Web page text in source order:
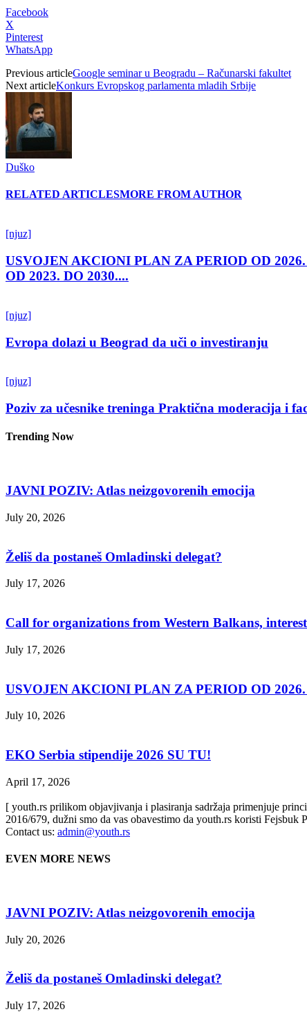
Facebook
X
Pinterest
WhatsApp
Previous articleGoogle seminar u Beogradu – Računarski fakultet
Next articleKonkurs Evropskog parlamenta mladih Srbije
Duško
RELATED ARTICLESMORE FROM AUTHOR
[njuz]
USVOJEN AKCIONI PLAN ZA PERIOD OD
OD 2023. DO 2030....
[njuz]
Evropa dolazi u Beograd da uči o investiranju
[njuz]
Poziv za učesnike treninga Praktična moderacija i
Trending Now
JAVNI POZIV: Atlas neizgovorenih emocija
July 20, 2026
Želiš da postaneš Omladinski delegat?
July 17, 2026
Call for organizations from Western Balkans,
July 17, 2026
USVOJEN AKCIONI PLAN ZA PERIOD OD
July 10, 2026
EKO Serbia stipendije 2026 SU TU!
April 17, 2026
[ youth.rs prilikom objavjivanja i plasiranja sadržaja primenjuje
2016/679, dužni smo da vas obavestimo da youth.rs koristi Fejsbuk
Contact us: admin@youth.rs
EVEN MORE NEWS
JAVNI POZIV: Atlas neizgovorenih emocija
July 20, 2026
Želiš da postaneš Omladinski delegat?
July 17, 2026